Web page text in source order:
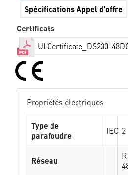
Spécifications Appel d'offre
Certificats
ULCertificate_DS230-
Propriétés électriques
Type de
parafoudre
IEC 2
Réseau